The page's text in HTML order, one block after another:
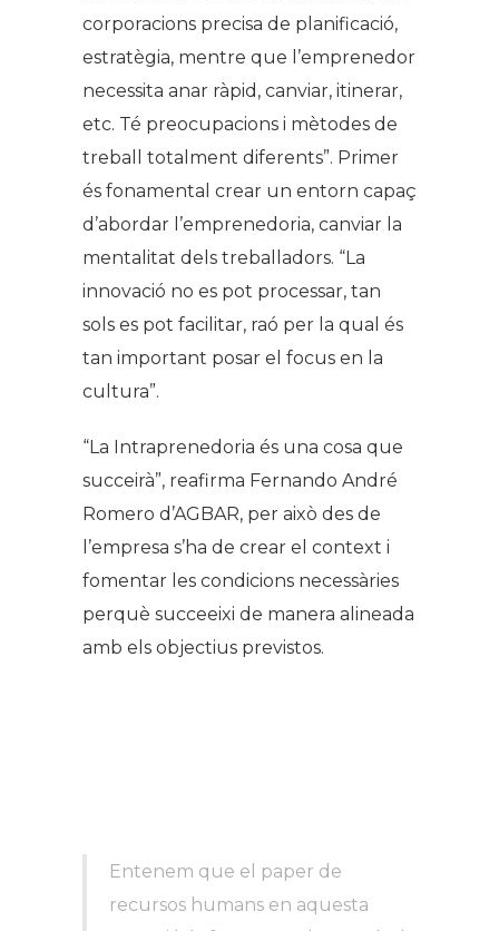
corporacions precisa de planificació,
estratègia, mentre que l’emprenedor
necessita anar ràpid, canviar, itinerar,
etc. Té preocupacions i mètodes de
treball totalment diferents”. Primer
és fonamental crear un entorn capaç
d’abordar l’emprenedoria, canviar la
mentalitat dels treballadors. “La
innovació no es pot processar, tan
sols es pot facilitar, raó per la qual és
tan important posar el focus en la
cultura”.
“La Intraprenedoria és una cosa que
succeirà”, reafirma Fernando André
Romero d’AGBAR, per això des de
l’empresa s’ha de crear el context i
fomentar les condicions necessàries
perquè succeeixi de manera alineada
amb els objectius previstos.
Entenem que el paper de
recursos humans en aquesta